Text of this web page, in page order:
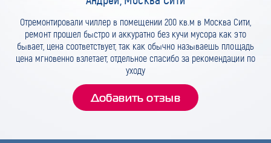
Отремонтировали чиллер в помещении 200 кв.м в Москва Сити,
ремонт прошел быстро и аккуратно без кучи мусора как это
бывает, цена соответствует, так как обычно называешь площадь
цена мгновенно взлетает, отдельное спасибо за рекомендации по
уходу
Добавить отзыв